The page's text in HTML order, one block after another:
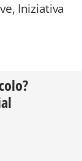
Iniziativa